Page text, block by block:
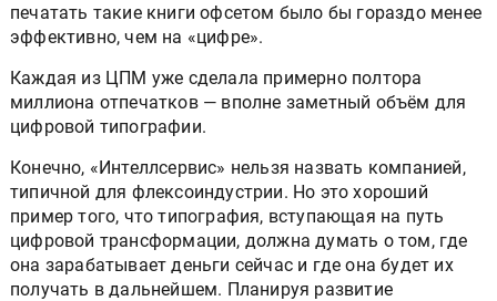
печатать такие книги офсетом было бы гораздо менее
эффективно, чем на «цифре».
Каждая из ЦПМ уже сделала примерно полтора
миллиона отпечатков — вполне заметный объём для
цифровой типографии.
Конечно, «Интеллсервис» нельзя назвать компанией,
типичной для флексоиндустрии. Но это хороший
пример того, что типография, вступающая на путь
цифровой трансформации, должна думать о том, где
она зарабатывает деньги сейчас и где она будет их
получать в дальнейшем. Планируя развитие